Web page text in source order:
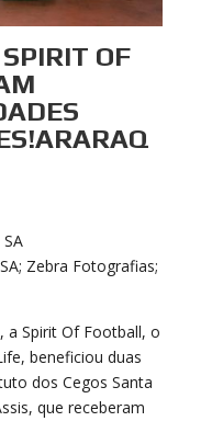
OF
Zebra Fotografias;
a Spirit Of Football, o
beneficiou duas
dos Cegos Santa
que receberam